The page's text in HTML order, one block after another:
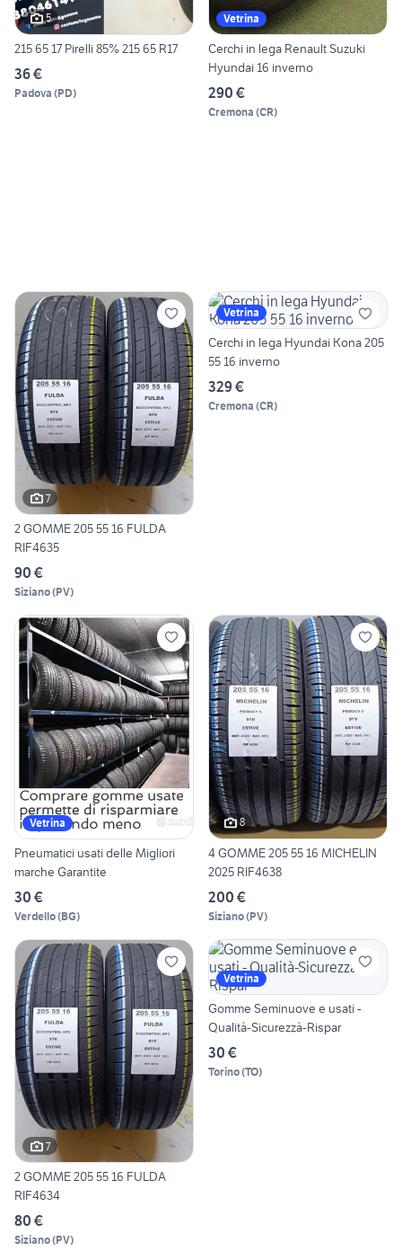
5
215 65 17 Pirelli 85% 215 65 R17
36 €
Padova (PD)
Vetrina
Cerchi in lega Renault Suzuki
Hyundai 16 inverno
290 €
Cremona (CR)
7
2 GOMME 205 55 16 FULDA
RIF4635
90 €
Siziano(PV)
Vetrina
Cerchi in lega Hyundai Kona 205
55 16 inverno
329 €
Cremona (CR)
Vetrina
Pneumatici usati delle Migliori
marche Garantite
30 €
Verdello(BG)
8
4 GOMME 205 55 16 MICHELIN
2025 RIF4638
200 €
Siziano(PV)
7
2 GOMME 205 55 16 FULDA
RIF4634
80 €
Siziano(PV)
Vetrina
Gomme Seminuove e usati -
Qualità-Sicurezzà-Rispar
30 €
Torino(TO)